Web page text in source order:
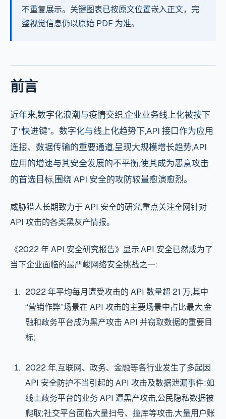
不重复展示。关键图表已按原文位置嵌入正文，完
整视觉信息仍以原始 PDF 为准。
前言
近年来,数字化浪潮与疫情交织,企业业务线上化被按下
了“快进键”。数字化与线上化趋势下,API 接口作为应用
连接、数据传输的重要通道,呈现大规模增长趋势,API
应用的增速与其安全发展的不平衡,使其成为恶意攻击
的首选目标,围绕API 安全的攻防较量愈演愈烈。
威胁猎人长期致力于API 安全的研究,重点关注全网针对
API 攻击的各类黑灰产情报。
《2022 年API 安全研究报告》显示,API 安全已然成为了
当下企业面临的最严峻网络安全挑战之一:
2022 年平均每月遭受攻击的 API 数量超 21 万,其中
“营销作弊”场景在 API 攻击的主要场景中占比最大,金
融和政务平台成为黑产攻击 API 并窃取数据的重要目
标;
2022 年,互联网、政务、金融等各行业发生了多起因
API 安全防护不当引起的 API 攻击及数据泄漏事件:如
线上政务平台的业务 API 遭黑产攻击,公民隐私数据被
爬取;社交平台面临大量扫号、撞库等攻击,大量用户账